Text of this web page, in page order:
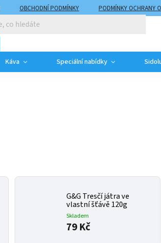
OBCHODNÍ PODMÍNKY
PODMÍNKY OCHRANY
Káva Speciální nabídky
G&G Tresčí játra ve
vlastní šťávě 120g
Skladem
79 Kč